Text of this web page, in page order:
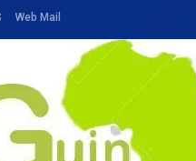
Web Mail